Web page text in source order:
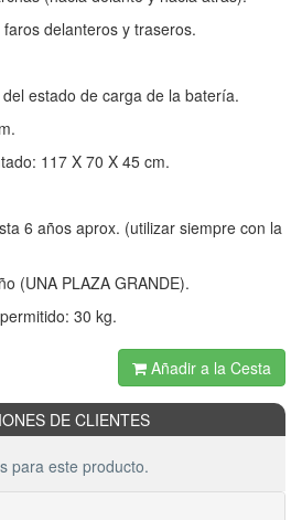
delanteros y traseros.
estado de carga de la batería.
117 X 70 X 45 cm.
6 años aprox. (utilizar siempre con la
(UNA PLAZA GRANDE).
30 kg.
Añadir a la Cesta
DE CLIENTES
para este producto.